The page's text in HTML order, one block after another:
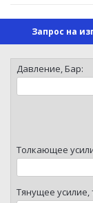
Запрос на
Давление, Бар:
Толкающее
Тянущее усилие,